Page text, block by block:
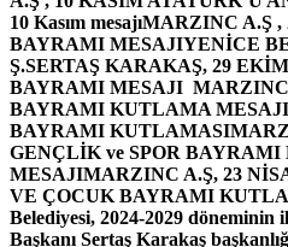
10 Kasım mesajıMARZINC A.Ş
BAYRAMI MESAJIYENİCE
Ş.SERTAŞ KARAKAŞ, 29
BAYRAMI MESAJI MARZINC
BAYRAMI KUTLAMA MESAJI
BAYRAMI KUTLAMASI
GENÇLİK ve SPOR
MESAJIMARZINC A.Ş, 23
VE ÇOCUK BAYRAMI
Belediyesi, 2024-2029 döneminin
Başkanı Sertaş Karakaş